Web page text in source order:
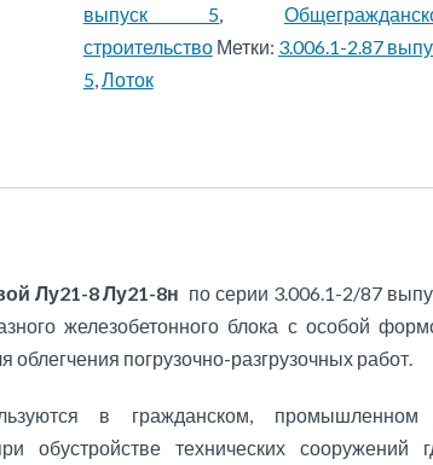
выпуск 5,
строительство Метки: 3.006.1-2.87
5,Лоток
Лу21-8 Лу21-8н по серии 3.006.1-2/87
железобетонного блока с особой
погрузочно-разгрузочных работ.
в гражданском,
обустройстве технических сооружений